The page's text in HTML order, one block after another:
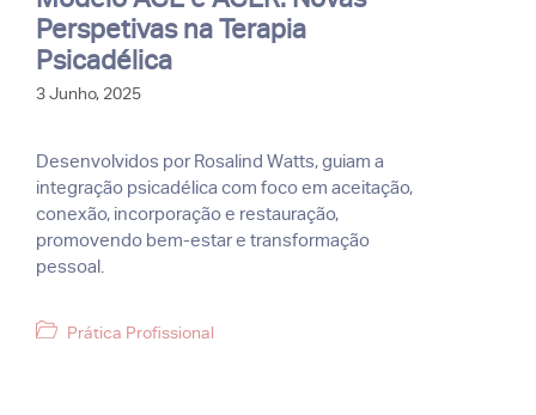
Perspetivas na Terapia
Psicadélica
3 Junho, 2025
Desenvolvidos por Rosalind Watts, guiam a
integração psicadélica com foco em aceitação,
conexão, incorporação e restauração,
promovendo bem-estar e transformação
pessoal.
Categorias
Prática Profissional